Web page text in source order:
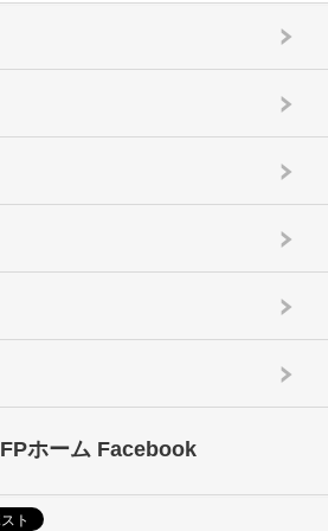
FPホーム Facebook